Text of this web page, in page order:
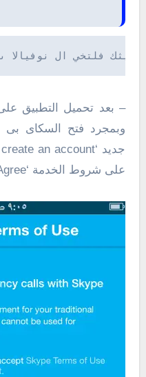
نفس الخطوات
– بعد تحميل التطبيق على الهاتف من متجر التطبيقات
وبمجرد فتح السكاى
على شروط الخدمة ‘I Agree ‘ .